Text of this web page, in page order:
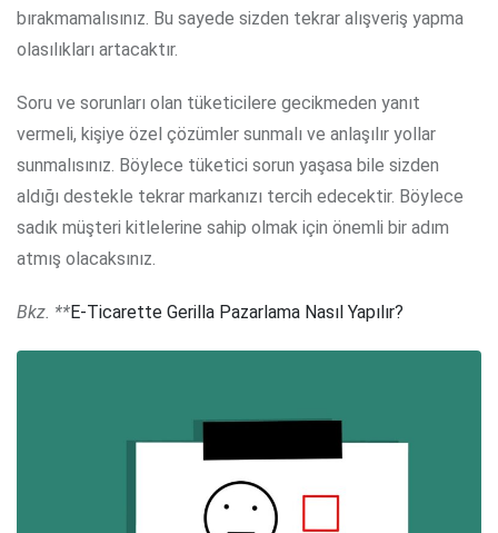
bırakmamalısınız. Bu sayede sizden tekrar alışveriş yapma
olasılıkları artacaktır.
Soru ve sorunları olan tüketicilere gecikmeden yanıt
vermeli, kişiye özel çözümler sunmalı ve anlaşılır yollar
sunmalısınız. Böylece tüketici sorun yaşasa bile sizden
aldığı destekle tekrar markanızı tercih edecektir. Böylece
sadık müşteri kitlelerine sahip olmak için önemli bir adım
atmış olacaksınız.
Bkz. **E-Ticarette Gerilla Pazarlama Nasıl Yapılır?